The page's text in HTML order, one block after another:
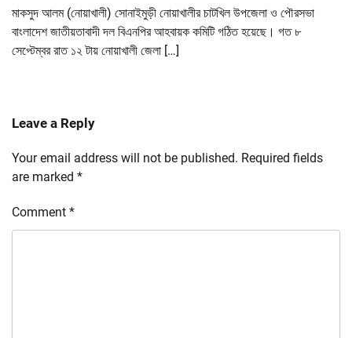
মাকসুদ আলম (নোয়াখালী) সোনাইমুড়ী নোয়াখালীর চাটখিল উপজেলা ও পৌরসভা
বাংলাদেশ জাতীয়তাবাদী দল বিএনপির আহবায়ক কমিটি গঠিত হয়েছে। গত ৮
সেপ্টেম্বর রাত ১২ টায় নোয়াখালী জেলা […]
Leave a Reply
Your email address will not be published. Required fields
are marked *
Comment *